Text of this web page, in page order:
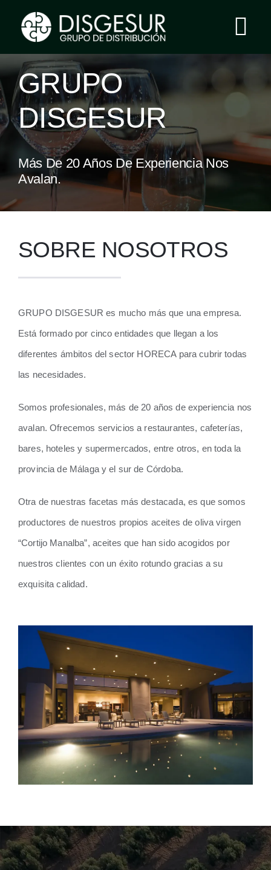
Inicio
Grupo Disgesur
Servicios
Área Clientes
GRUPO
DISGESUR
Más De 20 Años De Experiencia Nos
Avalan.
SOBRE NOSOTROS
GRUPO DISGESUR es mucho más que una empresa.
Está formado por cinco entidades que llegan a los
diferentes ámbitos del sector HORECA para cubrir todas
las necesidades.
Somos profesionales, más de 20 años de experiencia nos
avalan. Ofrecemos servicios a restaurantes, cafeterías,
bares, hoteles y supermercados, entre otros, en toda la
provincia de Málaga y el sur de Córdoba.
Otra de nuestras facetas más destacada, es que somos
productores de nuestros propios aceites de oliva virgen
“Cortijo Manalba”, aceites que han sido acogidos por
nuestros clientes con un éxito rotundo gracias a su
exquisita calidad.